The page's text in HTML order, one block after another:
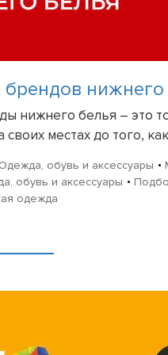
нижнего
нижнего белья – это
местах до того, как
Одежда, обувь и аксессуары
обувь и аксессуары
одежда